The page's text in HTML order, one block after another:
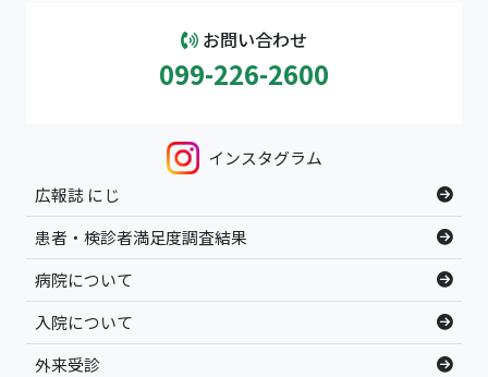
お問い合わせ
099-226-2600
インスタグラム
広報誌 にじ
患者・検診者満足度調査結果
病院について
入院について
外来受診